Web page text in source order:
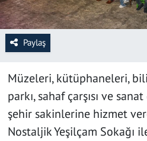
Paylaş
Müzeleri, kütüphaneleri,
parkı, sahaf çarşısı ve
şehir sakinlerine hizmet
Nostaljik Yeşilçam Sokağı
EĞİTİM